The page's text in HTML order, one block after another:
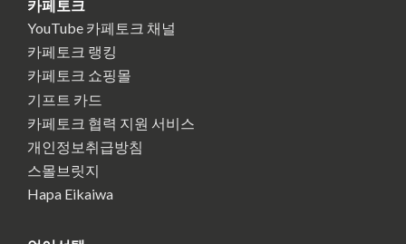
카페토크
YouTube 카페토크 채널
카페토크 랭킹
카페토크 쇼핑몰
기프트 카드
카페토크 협력 지원 서비스
개인정보취급방침
스몰브릿지
Hapa Eikaiwa